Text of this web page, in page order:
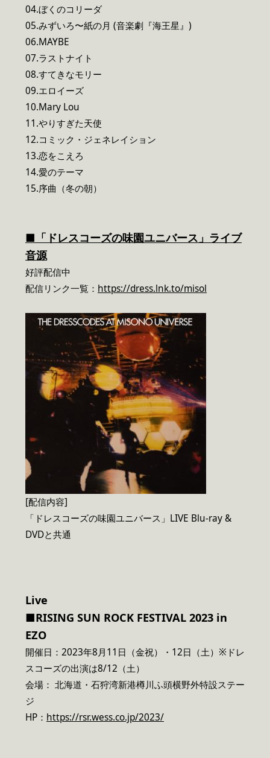
04.ぼくのコリーダ
05.みずいろ〜紙の月 (音楽劇『海王星』)
06.MAYBE
07.ラストナイト
08.すてきなモリー
09.エロイーズ
10.Mary Lou
11.やりすぎた天使
12.コミック・ジェネレイション
13.恋をこえろ
14.愛のテーマ
15.序曲（冬の朝）
■「ドレスコーズの味園ユニバース」ライブ
音源
好評配信中
配信リンク一覧： https://dress.lnk.to/misol
[配信内容]
「ドレスコーズの味園ユニバース」LIVE Blu-ray &
DVDと共通
Live
■RISING SUN ROCK FESTIVAL 2023 in
EZO
開催日：2023年8月11日（金祝）・12日（土）※ドレ
スコーズの出演は8/12（土）
会場： 北海道・石狩湾新港樽川ふ頭横野外特設ステー
ジ
HP： https://rsr.wess.co.jp/2023/